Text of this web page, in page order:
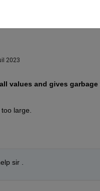
gives garbage values for
2023
values and gives
large.
sir .